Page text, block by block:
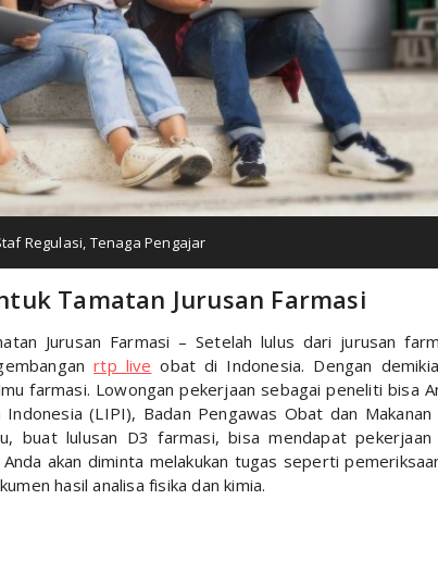
Regulasi, Tenaga Pengajar
Tamatan Jurusan Farmasi
Jurusan Farmasi – Setelah lulus dari jurusan
rtp live obat di Indonesia. Dengan
farmasi. Lowongan pekerjaan sebagai peneliti bisa
Indonesia (LIPI), Badan Pengawas Obat dan
buat lulusan D3 farmasi, bisa mendapat pekerjaan
akan diminta melakukan tugas seperti
hasil analisa fisika dan kimia.